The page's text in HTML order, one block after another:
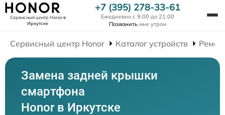
Сервисный центр Honorв
Иркутске
+7 (395) 278-33-61
Ежедневно с 9:00 до 21:00
Позвонить мне утром
Сервисный центр Honor Каталог устройств
Замена задней крышки
смартфона
Honor в Иркутске